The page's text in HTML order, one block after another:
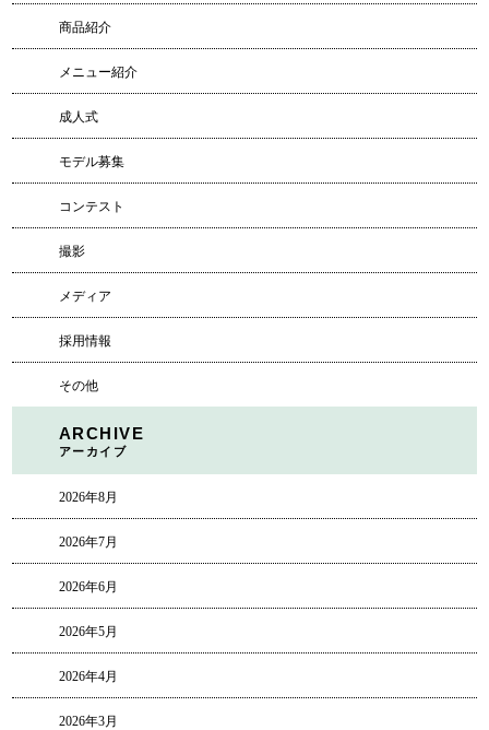
商品紹介
メニュー紹介
成人式
モデル募集
コンテスト
撮影
メディア
採用情報
その他
ARCHIVE
アーカイブ
2026年8月
2026年7月
2026年6月
2026年5月
2026年4月
2026年3月